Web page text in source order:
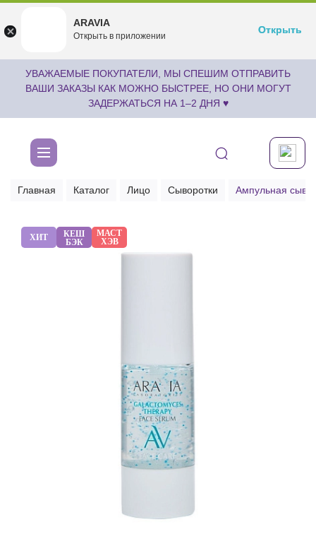
undefined
Бесплатноru.aravia.new
Открыть
УВАЖАЕМЫЕ ПОКУПАТЕЛИ, МЫ СПЕШИМ ОТПРАВИТЬ
ВАШИ ЗАКАЗЫ КАК МОЖНО БЫСТРЕЕ, НО ОНИ МОГУТ
ЗАДЕРЖАТЬСЯ НА 1–2 ДНЯ ♥
Главная Каталог Лицо Сыворотки Ампульная
ХИТ
КЕШ
БЭК
МАСТ
ХЭВ
ARAVIA
Открыть в приложении
Открыть